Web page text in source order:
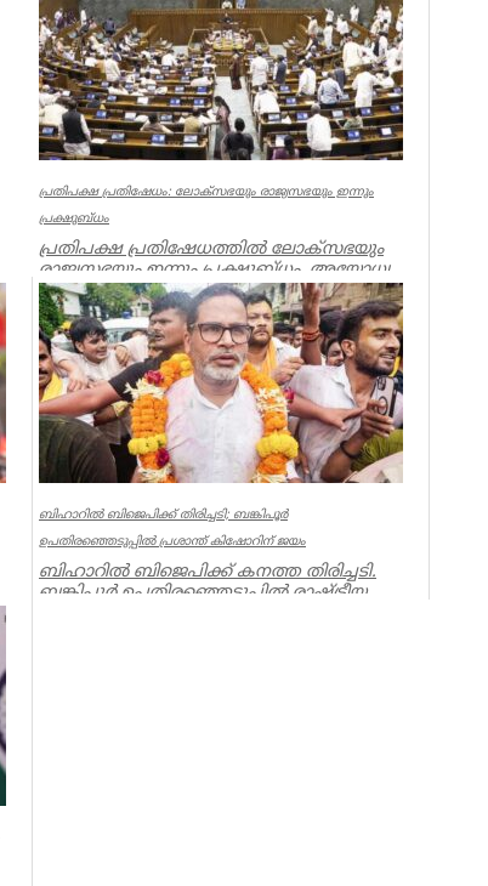
Latest News
പ്രതിപക്ഷ പ്രതിഷേധം: ലോക്സഭയും രാജ്യസഭയും ഇന്നും
പ്രക്ഷുബ്ധം
പ്രതിപക്ഷ പ്രതിഷേധത്തിൽ ലോക്സഭയും
രാജ്യസഭയും ഇന്നും പ്രക്ഷുബ്ധം. അയോധ്യ
സംഭാവന കൊള്ള, വിദ്യാർത്ഥികൾ...
Latest News
ബിഹാറില്‍ ബിജെപിക്ക് തിരിച്ചടി; ബങ്കിപൂര്‍
ഉപതിരഞ്ഞെടുപ്പില്‍ പ്രശാന്ത് കിഷോറിന് ജയം
ബിഹാറില്‍ ബിജെപിക്ക് കനത്ത തിരിച്ചടി.
ബങ്കിപൂര്‍ ഉപതിരഞ്ഞെടുപ്പില്‍ രാഷ്ട്രീയ